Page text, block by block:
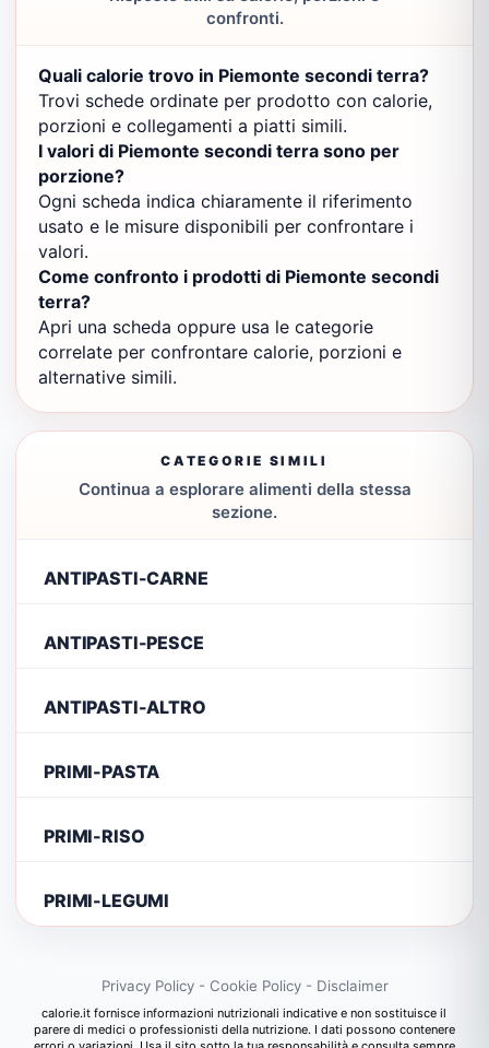
confronti.
Quali calorie trovo in Piemonte secondi terra?
Trovi schede ordinate per prodotto con calorie,
porzioni e collegamenti a piatti simili.
I valori di Piemonte secondi terra sono per
porzione?
Ogni scheda indica chiaramente il riferimento
usato e le misure disponibili per confrontare i
valori.
Come confronto i prodotti di Piemonte secondi
terra?
Apri una scheda oppure usa le categorie
correlate per confrontare calorie, porzioni e
alternative simili.
CATEGORIE SIMILI
Continua a esplorare alimenti della stessa
sezione.
ANTIPASTI-CARNE
ANTIPASTI-PESCE
ANTIPASTI-ALTRO
PRIMI-PASTA
PRIMI-RISO
PRIMI-LEGUMI
Privacy Policy- Cookie Policy- Disclaimer
calorie.it fornisce informazioni nutrizionali indicative e non sostituisce il
parere di medici o professionisti della nutrizione. I dati possono contenere